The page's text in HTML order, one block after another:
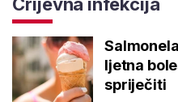
ljetna
spriječiti